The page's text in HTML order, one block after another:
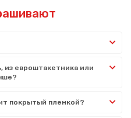
из евроштакетника или
покрытый пленкой?